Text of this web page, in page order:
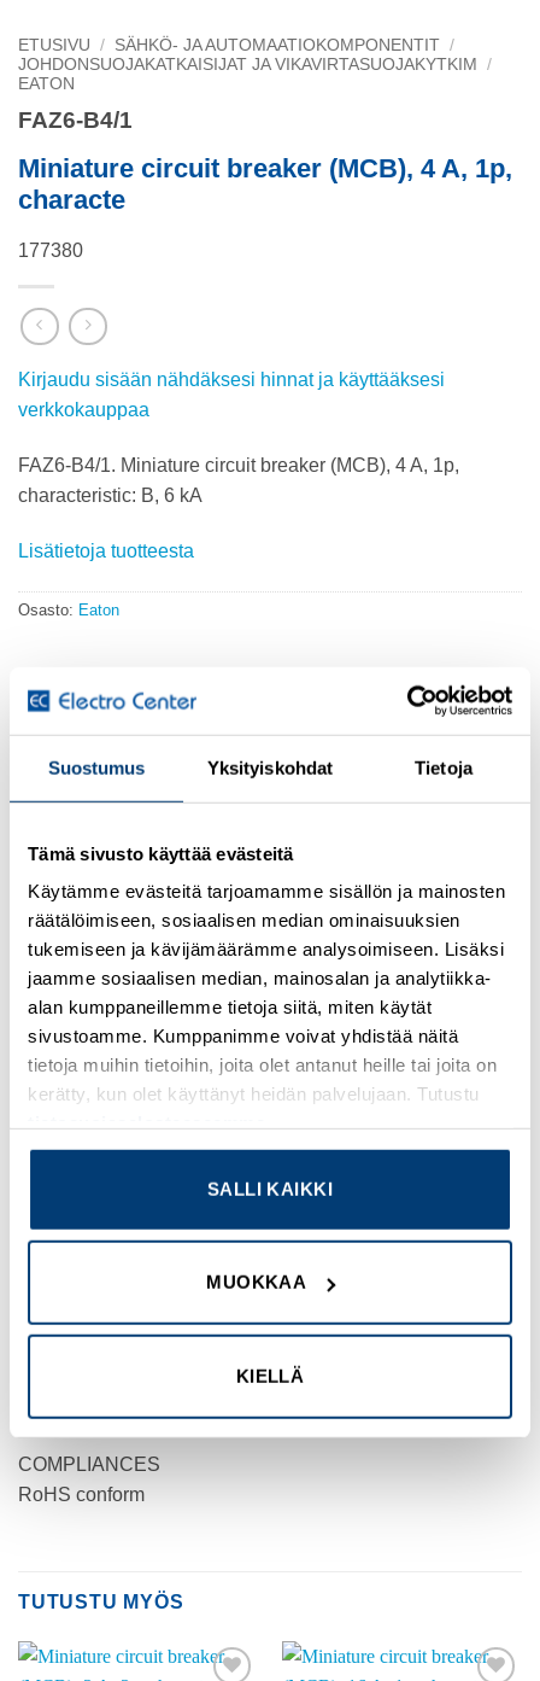
Suostumus Yksityiskohdat Tietoja
Tämä sivusto käyttää evästeitä
Käytämme evästeitä tarjoamamme sisällön ja mainosten
räätälöimiseen, sosiaalisen median ominaisuuksien
tukemiseen ja kävijämäärämme analysoimiseen. Lisäksi
jaamme sosiaalisen median, mainosalan ja analytiikka-
alan kumppaneillemme tietoja siitä, miten käytät
sivustoamme. Kumppanimme voivat yhdistää näitä
tietoja muihin tietoihin, joita olet antanut heille tai joita on
kerätty, kun olet käyttänyt heidän palvelujaan. Tutustu
SALLI KAIKKI
MUOKKAA
KIELLÄ
ETUSIVU / SÄHKÖ- JA AUTOMAATIOKOMPONENTIT /
JOHDONSUOJAKATKAISIJAT JA VIKAVIRTASUOJAKYTKIM
/
EATON
FAZ6-B4/1
Miniature circuit breaker (MCB), 4 A, 1p,
characte
177380
Kirjaudu sisään nähdäksesi hinnat ja käyttääksesi
verkkokauppaa
FAZ6-B4/1. Miniature circuit breaker (MCB), 4 A, 1p,
characteristic: B, 6 kA
Lisätietoja tuotteesta
Osasto: Eaton
PRODUCT NAME
Eaton Moeller series xEffect – FAZ6 MCB
CATALOG NUMBER
177380
EAN
4015081718405
72.6 mm
80 mm
17.7 mm
COMPLIANCES
RoHS conform
TUTUSTU MYÖS